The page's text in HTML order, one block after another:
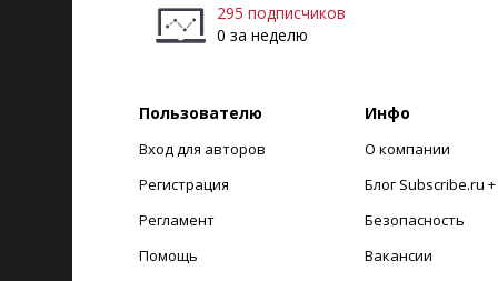
295 подписчиков
0 за неделю
Пользователю
Вход для авторов
Регистрация
Регламент
Помощь
Инфо
О компании
Блог Subscribe.ru +
Безопасность
Вакансии